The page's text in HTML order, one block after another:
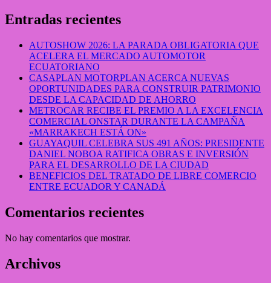
Entradas recientes
AUTOSHOW 2026: LA PARADA OBLIGATORIA QUE
ACELERA EL MERCADO AUTOMOTOR
ECUATORIANO
CASAPLAN MOTORPLAN ACERCA NUEVAS
OPORTUNIDADES PARA CONSTRUIR PATRIMONIO
DESDE LA CAPACIDAD DE AHORRO
METROCAR RECIBE EL PREMIO A LA EXCELENCIA
COMERCIAL ONSTAR DURANTE LA CAMPAÑA
«MARRAKECH ESTÁ ON»
GUAYAQUIL CELEBRA SUS 491 AÑOS: PRESIDENTE
DANIEL NOBOA RATIFICA OBRAS E INVERSIÓN
PARA EL DESARROLLO DE LA CIUDAD
BENEFICIOS DEL TRATADO DE LIBRE COMERCIO
ENTRE ECUADOR Y CANADÁ
Comentarios recientes
No hay comentarios que mostrar.
Archivos